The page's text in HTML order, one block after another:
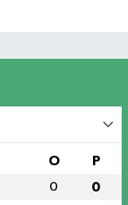
O P
0 0